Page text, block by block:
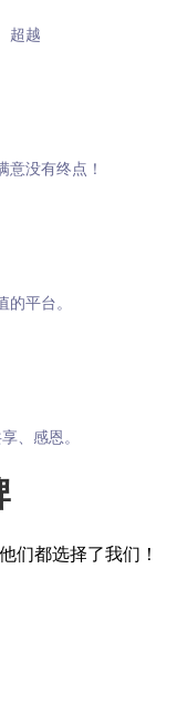
超越
意没有终点！
平台。
、感恩。
们都选择了我们！